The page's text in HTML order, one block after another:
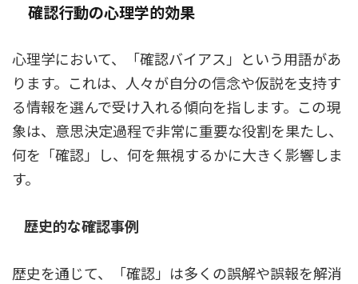
確認行動の心理学的効果
心理学において、「確認バイアス」という用語があ
ります。これは、人々が自分の信念や仮説を支持す
る情報を選んで受け入れる傾向を指します。この現
象は、意思決定過程で非常に重要な役割を果たし、
何を「確認」し、何を無視するかに大きく影響しま
す。
歴史的な確認事例
歴史を通じて、「確認」は多くの誤解や誤報を解消